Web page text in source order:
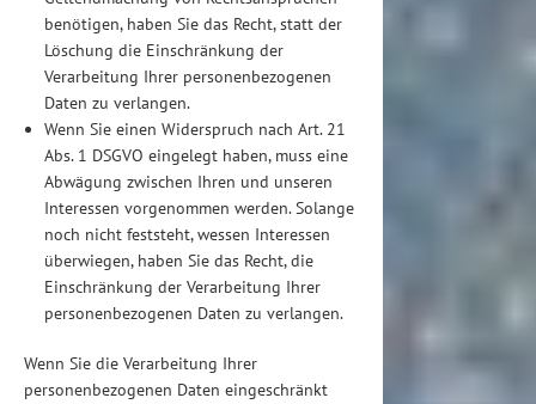
benötigen, haben Sie das Recht, statt der
Löschung die Einschränkung der
Verarbeitung Ihrer personenbezogenen
Daten zu verlangen.
Wenn Sie einen Widerspruch nach Art. 21
Abs. 1 DSGVO eingelegt haben, muss eine
Abwägung zwischen Ihren und unseren
Interessen vorgenommen werden. Solange
noch nicht feststeht, wessen Interessen
überwiegen, haben Sie das Recht, die
Einschränkung der Verarbeitung Ihrer
personenbezogenen Daten zu verlangen.
Wenn Sie die Verarbeitung Ihrer
personenbezogenen Daten eingeschränkt